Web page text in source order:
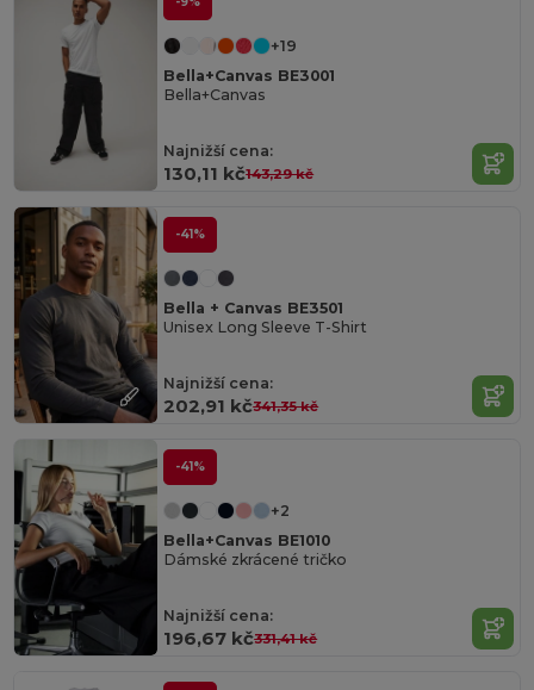
+19
Bella+Canvas BE3001
Bella+Canvas
Najnižší cena:
130,11 kč143,29 kč
-41%
Bella + Canvas BE3501
Unisex Long Sleeve T-Shirt
Najnižší cena:
202,91 kč341,35 kč
-41%
+2
Bella+Canvas BE1010
Dámské zkrácené tričko
Najnižší cena:
196,67 kč331,41 kč